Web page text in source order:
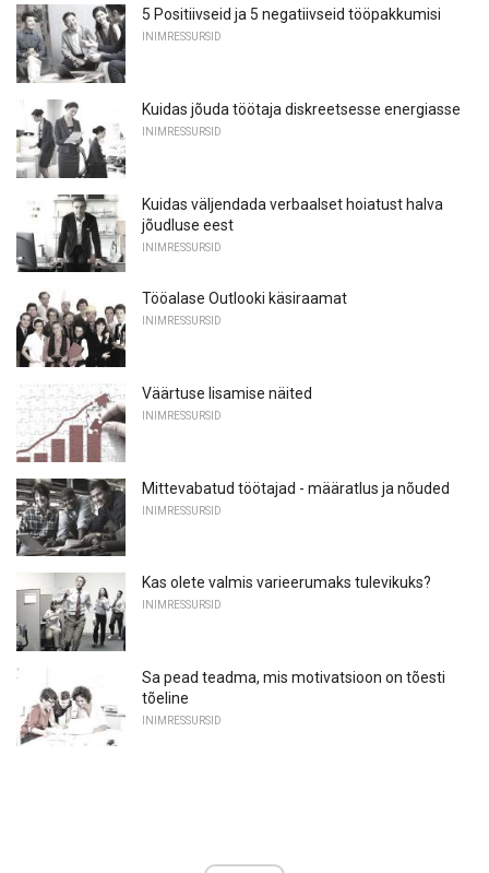
5 Positiivseid ja 5 negatiivseid tööpakkumisi
INIMRESSURSID
Kuidas jõuda töötaja diskreetsesse energiasse
INIMRESSURSID
Kuidas väljendada verbaalset hoiatust halva
jõudluse eest
INIMRESSURSID
Tööalase Outlooki käsiraamat
INIMRESSURSID
Väärtuse lisamise näited
INIMRESSURSID
Mittevabatud töötajad - määratlus ja nõuded
INIMRESSURSID
Kas olete valmis varieerumaks tulevikuks?
INIMRESSURSID
Sa pead teadma, mis motivatsioon on tõesti
tõeline
INIMRESSURSID